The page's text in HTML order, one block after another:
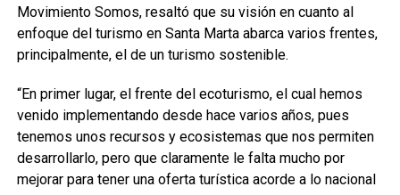
Movimiento Somos, resaltó que su visión en cuanto al
enfoque del turismo en Santa Marta abarca varios frentes,
principalmente, el de un turismo sostenible.
“En primer lugar, el frente del ecoturismo, el cual hemos
venido implementando desde hace varios años, pues
tenemos unos recursos y ecosistemas que nos permiten
desarrollarlo, pero que claramente le falta mucho por
mejorar para tener una oferta turística acorde a lo nacional